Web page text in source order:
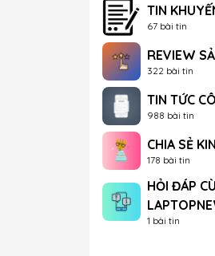
TIN
67 bài tin
REVIEW
322 bài tin
TIN TỨC
988 bài tin
CHIA SẺ
178 bài tin
HỎI ĐÁP
1 bài tin